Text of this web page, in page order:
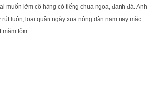
muốn lỡm cô hàng có tiếng chua ngoa, đanh đá. Anh
luôn, loại quần ngày xưa nông dân nam nay mặc.
mắm tôm.